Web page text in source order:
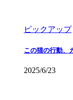
ピックアップ
この猫の行動、
2025/6/23